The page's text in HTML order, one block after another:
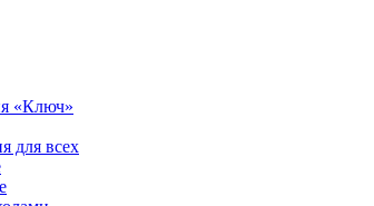
«Ключ»
для всех